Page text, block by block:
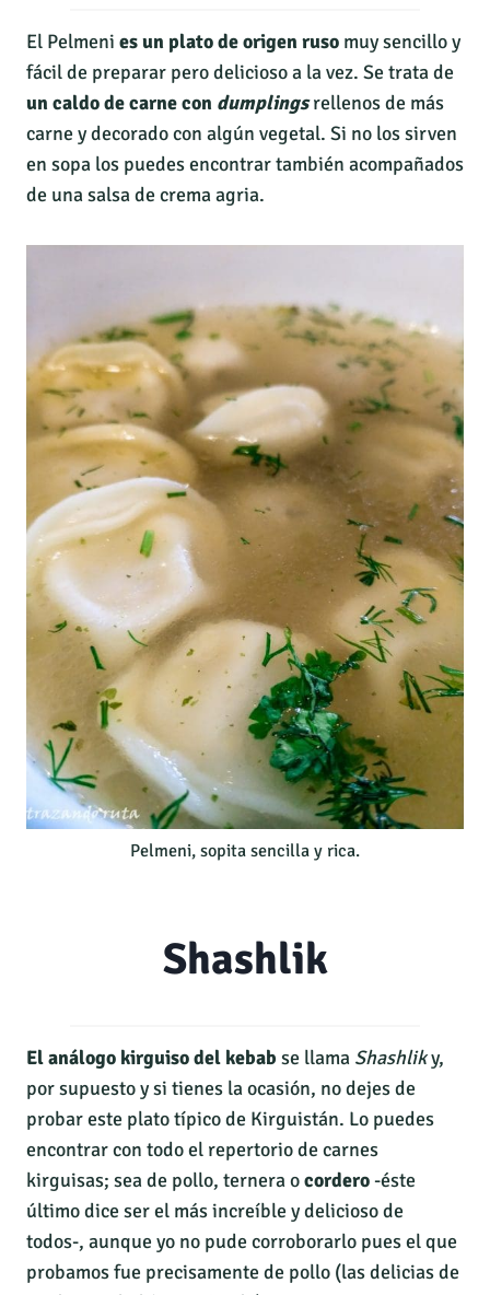
El Pelmeni es un plato de origen ruso muy sencillo y
fácil de preparar pero delicioso a la vez. Se trata de
un caldo de carne con dumplings rellenos de más
carne y decorado con algún vegetal. Si no los sirven
en sopa los puedes encontrar también acompañados
de una salsa de crema agria.
Pelmeni, sopita sencilla y rica.
Shashlik
El análogo kirguiso del kebab se llama Shashliky,
por supuesto y si tienes la ocasión, no dejes de
probar este plato típico de Kirguistán. Lo puedes
encontrar con todo el repertorio de carnes
kirguisas; sea de pollo, ternera ocordero-éste
último dice ser el más increíble y delicioso de
todos-, aunque yo no pude corroborarlo pues el que
probamos fue precisamente de pollo (las delicias de